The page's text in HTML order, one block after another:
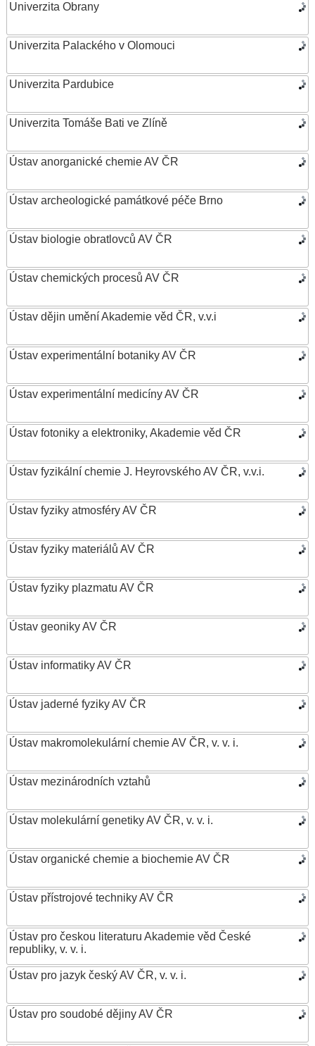
Univerzita Obrany
Univerzita Palackého v Olomouci
Univerzita Pardubice
Univerzita Tomáše Bati ve Zlíně
Ústav anorganické chemie AV ČR
Ústav archeologické památkové péče Brno
Ústav biologie obratlovců AV ČR
Ústav chemických procesů AV ČR
Ústav dějin umění Akademie věd ČR, v.v.i
Ústav experimentální botaniky AV ČR
Ústav experimentální medicíny AV ČR
Ústav fotoniky a elektroniky, Akademie věd ČR
Ústav fyzikální chemie J. Heyrovského AV ČR, v.v.i.
Ústav fyziky atmosféry AV ČR
Ústav fyziky materiálů AV ČR
Ústav fyziky plazmatu AV ČR
Ústav geoniky AV ČR
Ústav informatiky AV ČR
Ústav jaderné fyziky AV ČR
Ústav makromolekulární chemie AV ČR, v. v. i.
Ústav mezinárodních vztahů
Ústav molekulární genetiky AV ČR, v. v. i.
Ústav organické chemie a biochemie AV ČR
Ústav přístrojové techniky AV ČR
Ústav pro českou literaturu Akademie věd České
republiky, v. v. i.
Ústav pro jazyk český AV ČR, v. v. i.
Ústav pro soudobé dějiny AV ČR